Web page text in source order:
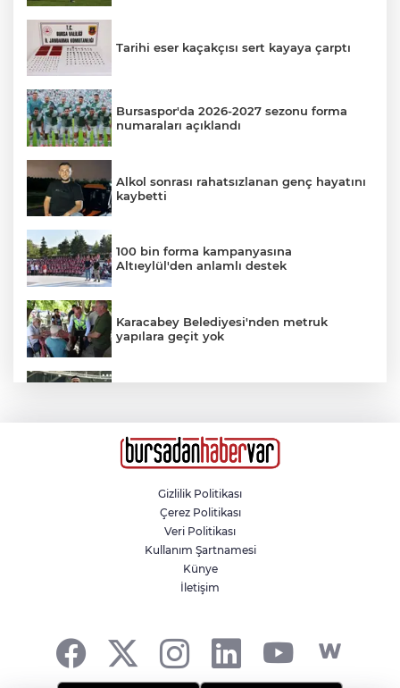
Tarihi eser kaçakçısı sert kayaya çarptı
Bursaspor'da 2026-2027 sezonu forma
numaraları açıklandı
Alkol sonrası rahatsızlanan genç hayatını
kaybetti
100 bin forma kampanyasına
Altıeylül'den anlamlı destek
Karacabey Belediyesi'nden metruk
yapılara geçit yok
Şekibe İnsel Doğal Yaşam Çiftliği atlı
Kardeş kavgası babayı yola, polisi sokağa
döktü
Gizlilik Politikası
Çerez Politikası
Veri Politikası
Kullanım Şartnamesi
Künye
İletişim